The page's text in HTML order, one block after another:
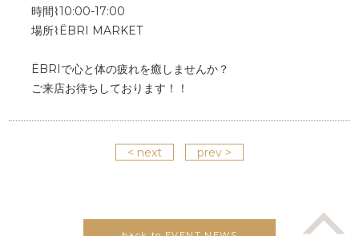
時間⌇10:00-17:00
場所⌇ËBRI MARKET
ËBRIで心と体の疲れを癒しませんか？
ご来店お待ちしております！！
< next prev >